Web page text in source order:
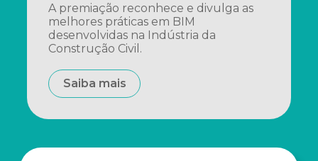
A premiação reconhece e divulga as
melhores práticas em BIM
desenvolvidas na Indústria da
Construção Civil.
Saiba mais